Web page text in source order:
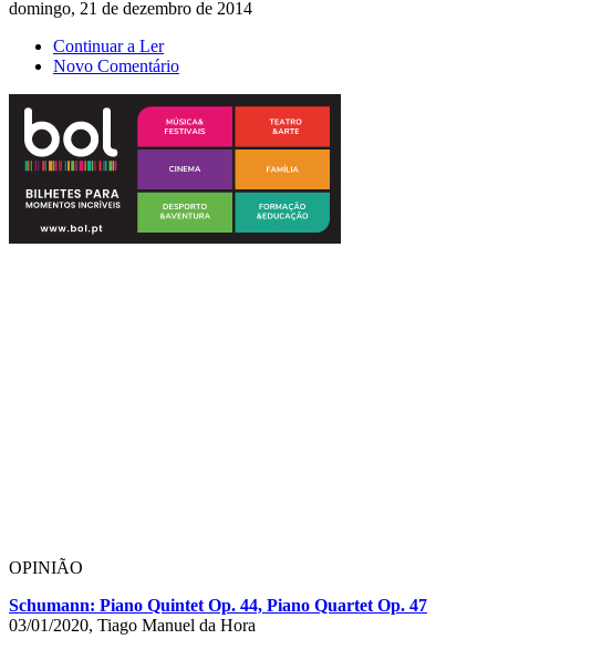
domingo, 21 de dezembro de 2014
Continuar a Ler
Novo Comentário
OPINIÃO
Schumann: Piano Quintet Op. 44, Piano Quartet Op. 47
03/01/2020, Tiago Manuel da Hora